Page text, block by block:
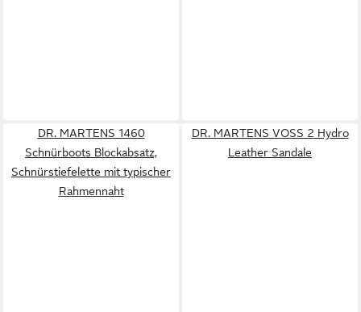
DR. MARTENS 1460
Schnürboots Blockabsatz,
Schnürstiefelette mit typischer
Rahmennaht
DR. MARTENS VOSS 2 Hydro
Leather Sandale